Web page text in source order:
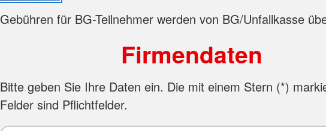
Gebühren für BG-Teilnehmer werden von BG/Unfallkasse
Firmendaten
Bitte geben Sie Ihre Daten ein. Die mit einem Stern (*)
Felder sind Pflichtfelder.